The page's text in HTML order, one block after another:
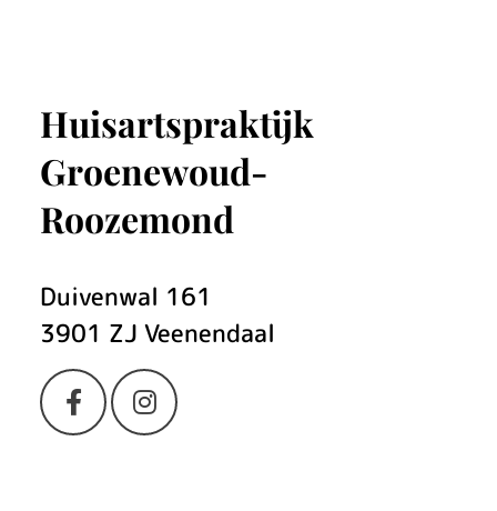
w
e
r
k
s
l
a
c
Huisartspraktijk
Groenewoud-
Roozemond
Duivenwal 161
3901 ZJ Veenendaal
BezoekBezoek